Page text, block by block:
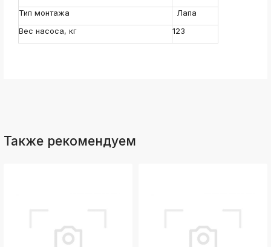
k
Тип монтажа
Лапа
Вес насоса, кг
123
Также рекомендуем